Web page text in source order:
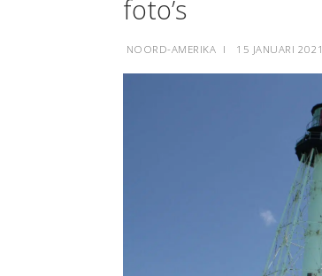
foto’s
NOORD-AMERIKA I 15 JANUARI 2021